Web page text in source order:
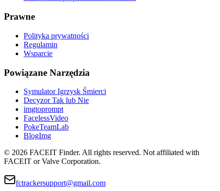
Prawne
Polityka prywatności
Regulamin
Wsparcie
Powiązane Narzędzia
Symulator Igrzysk Śmierci
Decyzor Tak lub Nie
imgtoprompt
FacelessVideo
PokeTeamLab
BlogImg
© 2026 FACEIT Finder. All rights reserved. Not affiliated with
FACEIT or Valve Corporation.
fctrackersupport@gmail.com